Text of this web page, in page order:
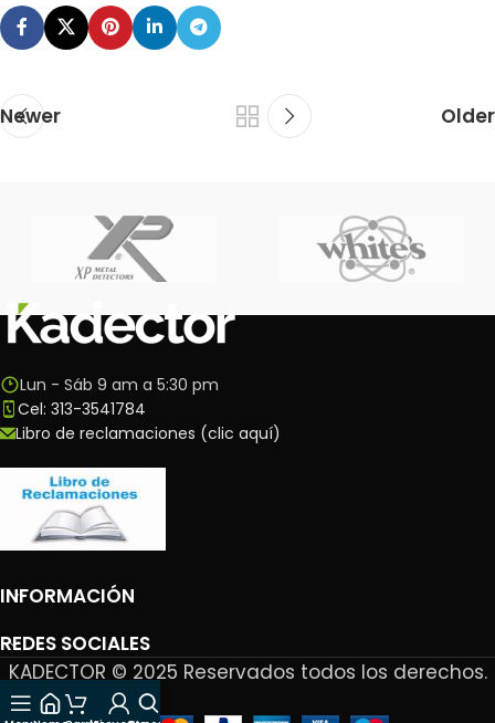
Newer Older
Lun - Sáb 9 am a 5:30 pm
Cel: 313-3541784
Libro de reclamaciones (clic aquí)
INFORMACIÓN
REDES SOCIALES
KADECTOR © 2025 Reservados todos los derechos.